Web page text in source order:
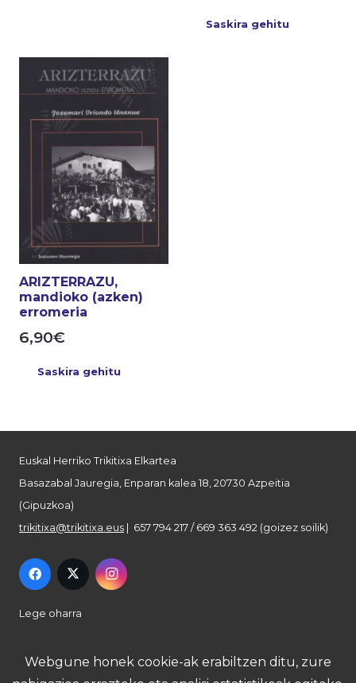
Saskira gehitu
ARIZTERRAZU,
mandioko (azken)
erromeria
6,90€
Saskira gehitu
Euskal Herriko Trikitixa Elkartea
Basazabal Jauregia, Enparan kalea 18, 20730 Azpeitia
(Gipuzkoa)
trikitixa@trikitixa.eus | 657 794 217 / 669 363 492 (goizez soilik)
Lege oharra
Pribatutasun politika
Webgune honek cookie-ak erabiltzen ditu, zure